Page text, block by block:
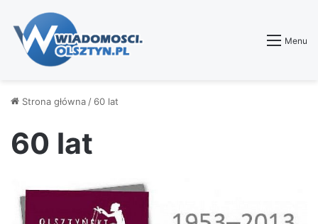
Menu
Strona główna / 60 lat
60 lat